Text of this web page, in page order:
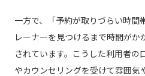
一方で、「予約が取りづらい時間
レーナーを見つけるまで時間が
されています。こうした利用者の
やカウンセリングを受けて雰囲気